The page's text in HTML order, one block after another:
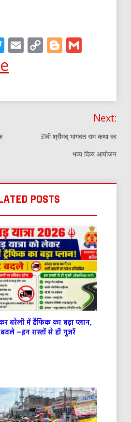
Twitter
EmailCopyBlogger
Next:
31वीं श्रीमद् भागवत राम कथा का
भव्य दिव्य आयोजन
POSTS
बरेली में ट्रैफिक का बड़ा प्लान,
—इन रास्तों से ही गुजरें